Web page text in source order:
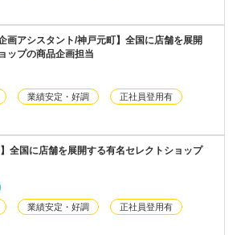
画アシスタント/神戸元町】全国に店舗を展開
ップの商品企画担当
業績安定・好調 正社員登用有
】全国に店舗を展開する有名セレクトショップ
業績安定・好調 正社員登用有